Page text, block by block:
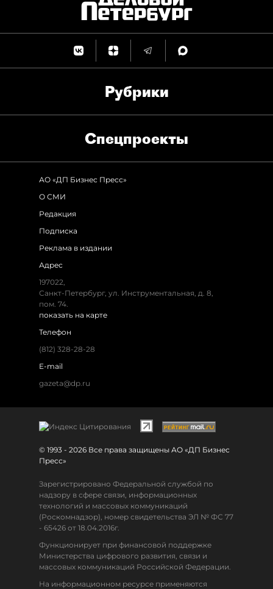
Рубрики
Спец­проекты
АО «ДП Бизнес Пресс»
О СМИ
Редакция
Подписка
Реклама в издании
Адрес
197022,
Санкт-Петербург, ул. Инструментальная, д. 8,
пом. 74.
показать на карте
Телефон
(812) 328-28-28
E-mail
gazeta@dp.ru
© 1993 - 2026 Все права защищены АО «ДП Бизнес
Пресс»
Зарегистрировано Федеральной службой по
надзору в сфере связи, информационных
технологий и массовых коммуникаций
(Роскомнадзор), номер свидетельства ЭЛ № ФС 77
- 65426 от 18.04.2016г.
Функционирует при финансовой поддержке
Министерства цифрового развития, связи и
массовых коммуникаций Российской Федерации.
На информационном ресурсе применяются